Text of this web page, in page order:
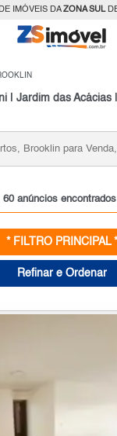
IMÓVEIS DAZONA SUL
| Jardim das Acácias
quartos, Brooklin para
SP
60 anúncios encontrados
* FILTRO PRINCIPAL *
Refinar e Ordenar